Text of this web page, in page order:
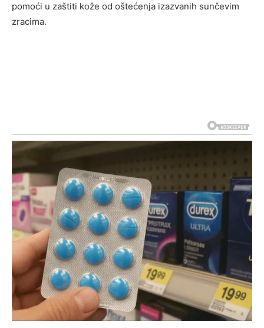
pomoći u zaštiti kože od oštećenja izazvanih sunčevim
zracima.